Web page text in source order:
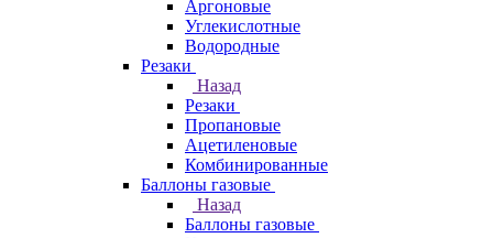
Аргоновые
Углекислотные
Водородные
Резаки
Назад
Резаки
Пропановые
Ацетиленовые
Комбинированные
Баллоны газовые
Назад
Баллоны газовые